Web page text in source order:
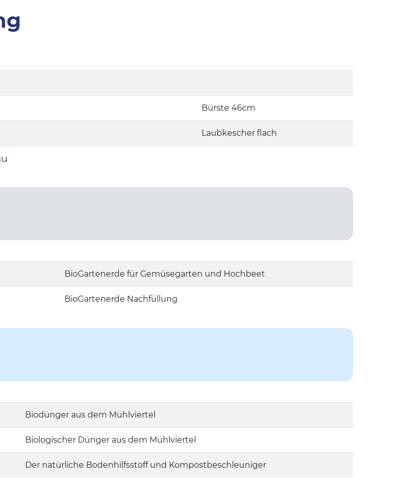
Bürste 46cm
Laubkescher flach
BioGartenerde für Gemüsegarten und Hochbeet
BioGartenerde Nachfüllung
Biodünger aus dem Mühlviertel
Biologischer Dünger aus dem Mühlviertel
Der natürliche Bodenhilfsstoff und Kompostbeschleuniger